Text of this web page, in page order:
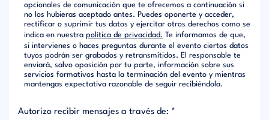
opcionales de comunicación que te ofrecemos a continuación si
no los hubieras aceptado antes. Puedes oponerte y acceder,
rectificar o suprimir tus datos y ejercitar otros derechos como se
indica en nuestra política de privacidad. Te informamos de que,
si intervienes o haces preguntas durante el evento ciertos datos
tuyos podrán ser grabados y retransmitidos. El responsable te
enviará, salvo oposición por tu parte, información sobre sus
servicios formativos hasta la terminación del evento y mientras
mantengas expectativa razonable de seguir recibiéndola.
Autorizo recibir mensajes a través de: *